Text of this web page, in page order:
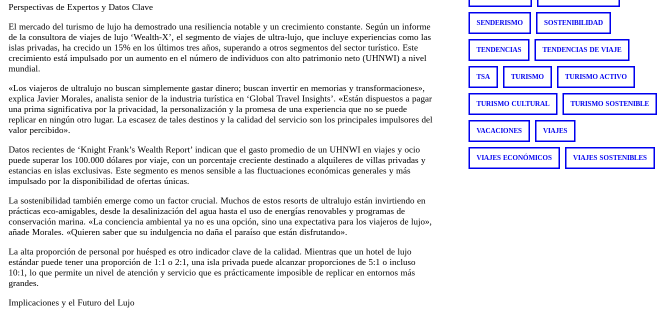
Perspectivas de Expertos y Datos Clave
El mercado del turismo de lujo ha demostrado una resiliencia notable y un crecimiento constante. Según un informe
de la consultora de viajes de lujo ‘Wealth-X’, el segmento de viajes de ultra-lujo, que incluye experiencias como las
islas privadas, ha crecido un 15% en los últimos tres años, superando a otros segmentos del sector turístico. Este
crecimiento está impulsado por un aumento en el número de individuos con alto patrimonio neto (UHNWI) a nivel
mundial.
«Los viajeros de ultralujo no buscan simplemente gastar dinero; buscan invertir en memorias y transformaciones»,
explica Javier Morales, analista senior de la industria turística en ‘Global Travel Insights’. «Están dispuestos a pagar
una prima significativa por la privacidad, la personalización y la promesa de una experiencia que no se puede
replicar en ningún otro lugar. La escasez de tales destinos y la calidad del servicio son los principales impulsores del
valor percibido».
Datos recientes de ‘Knight Frank’s Wealth Report’ indican que el gasto promedio de un UHNWI en viajes y ocio
puede superar los 100.000 dólares por viaje, con un porcentaje creciente destinado a alquileres de villas privadas y
estancias en islas exclusivas. Este segmento es menos sensible a las fluctuaciones económicas generales y más
impulsado por la disponibilidad de ofertas únicas.
La sostenibilidad también emerge como un factor crucial. Muchos de estos resorts de ultralujo están invirtiendo en
prácticas eco-amigables, desde la desalinización del agua hasta el uso de energías renovables y programas de
conservación marina. «La conciencia ambiental ya no es una opción, sino una expectativa para los viajeros de lujo»,
añade Morales. «Quieren saber que su indulgencia no daña el paraíso que están disfrutando».
La alta proporción de personal por huésped es otro indicador clave de la calidad. Mientras que un hotel de lujo
estándar puede tener una proporción de 1:1 o 2:1, una isla privada puede alcanzar proporciones de 5:1 o incluso
10:1, lo que permite un nivel de atención y servicio que es prácticamente imposible de replicar en entornos más
grandes.
Implicaciones y el Futuro del Lujo
SENDERISMO SOSTENIBILIDAD
TENDENCIAS TENDENCIAS DE VIAJE
TSA TURISMO TURISMO ACTIVO
TURISMO CULTURAL TURISMO SOSTENIBLE
VACACIONES VIAJES
VIAJES ECONÓMICOS VIAJES SOSTENIBLES